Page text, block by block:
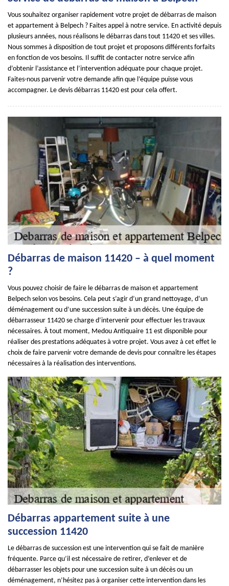
Vous souhaitez organiser rapidement votre projet de débarras de maison
et appartement à Belpech ? Faites appel à notre service. En activité depuis
plusieurs années, nous réalisons le débarras dans tout 11420 et ses villes.
Nous sommes à disposition de tout projet et proposons différents forfaits
en fonction de vos besoins. Il suffit de contacter notre service afin
d’obtenir l’assistance et l’intervention adéquate pour chaque projet.
Faites-nous parvenir votre demande afin que l’équipe puisse vous
accompagner. Le devis débarras 11420 est pour cela offert.
Débarras de maison 11420 – à quel moment
?
Vous pouvez choisir de faire le débarras de maison et appartement
Belpech selon vos besoins. Cela peut s’agir d’un grand nettoyage, d’un
déménagement ou d’une succession suite à un décès. Une équipe de
débarrasseur 11420 se charge d’intervenir pour effectuer les travaux
nécessaires. À tout moment, Medou Antiquaire 11 est disponible pour
réaliser des prestations adéquates à votre projet. Vous avez à cet effet le
choix de faire parvenir votre demande de devis pour connaître les étapes
nécessaires à la réalisation des interventions.
Débarras appartement suite à une
succession 11420
Le débarras de succession est une intervention qui se fait de manière
fréquente. Parce qu’il est nécessaire de retirer, d’enlever et de
débarrasser les objets pour une succession suite à un décès ou un
déménagement, n’hésitez pas à organiser cette intervention dans les